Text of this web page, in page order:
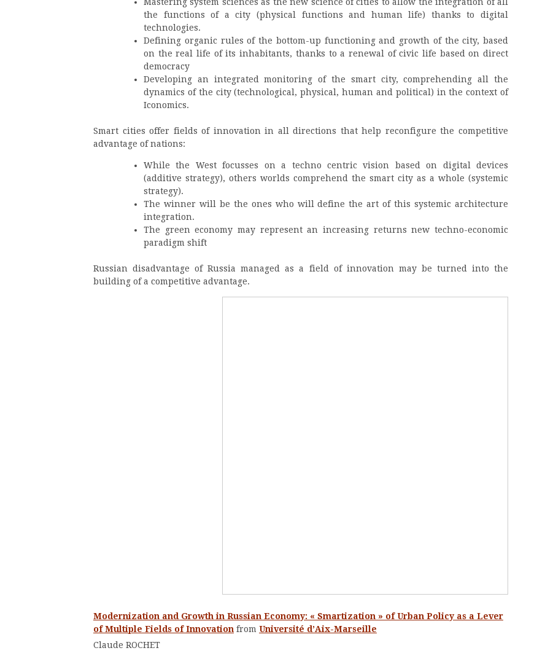
the functions of a city (physical functions and human life) thanks to digital
technologies.
Defining organic rules of the bottom-up functioning and growth of the city, based
on the real life of its inhabitants, thanks to a renewal of civic life based on direct
democracy
Developing an integrated monitoring of the smart city, comprehending all the
dynamics of the city (technological, physical, human and political) in the context of
Iconomics.
Smart cities offer fields of innovation in all directions that help reconfigure the competitive
advantage of nations:
While the West focusses on a techno centric vision based on digital devices
(additive strategy), others worlds comprehend the smart city as a whole (systemic
strategy).
The winner will be the ones who will define the art of this systemic architecture
integration.
The green economy may represent an increasing returns new techno-economic
paradigm shift
Russian disadvantage of Russia managed as a field of innovation may be turned into the
building of a competitive advantage.
Modernization and Growth in Russian Economy: « Smartization » of Urban Policy as a Lever
of Multiple Fields of Innovation from Université d’Aix-Marseille
Claude ROCHET